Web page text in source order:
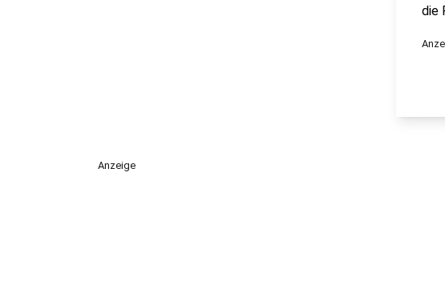
die
Anzeige